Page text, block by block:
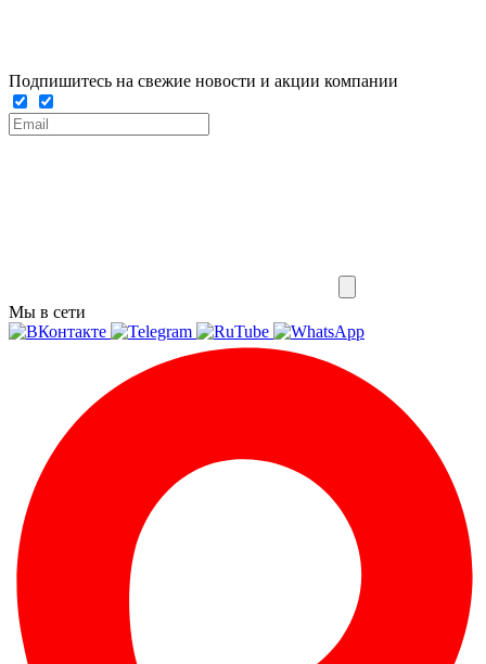
Подпишитесь на свежие новости и акции компании
Мы в сети